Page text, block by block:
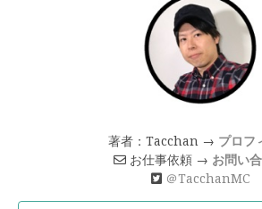
著者：Tacchan → プロフ
お仕事依頼 → お問い
＠TacchanMC